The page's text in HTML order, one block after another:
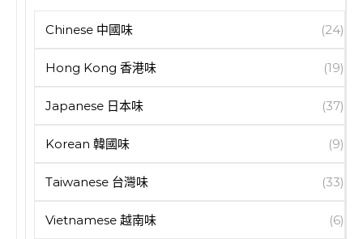
Chinese 中國味 (24)
Hong Kong 香港味 (19)
Japanese 日本味 (37)
Korean 韓國味 (9)
Taiwanese 台灣味 (33)
Vietnamese 越南味 (6)